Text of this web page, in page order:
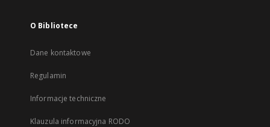
O Bibliotece
Dane kontaktowe
Regulamin
Informacje techniczne
Klauzula informacyjna RODO